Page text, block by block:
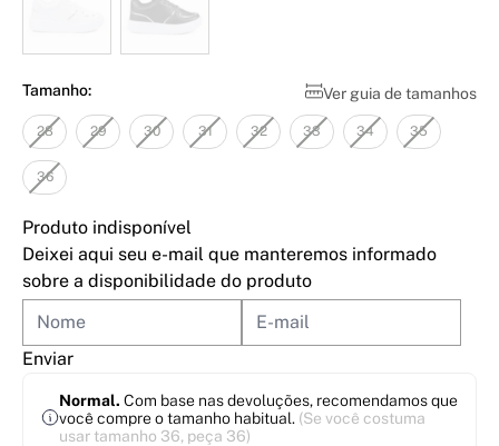
Ver guia de tamanhos
Tamanho:
28 29 30 31 32 33 34 35
36
Produto indisponível
Deixei aqui seu e-mail que manteremos informado
sobre a disponibilidade do produto
Enviar
Normal. Com base nas devoluções, recomendamos que
você compre o tamanho habitual. (Se você costuma
usar tamanho 36, peça 36)